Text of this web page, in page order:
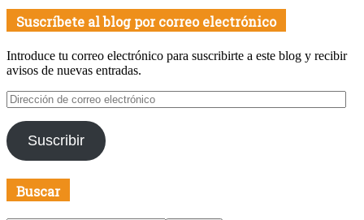
Suscríbete al blog por correo electrónico
Introduce tu correo electrónico para suscribirte a este blog y recibir
avisos de nuevas entradas.
Dirección
de
correo
electrónico
Suscribir
Buscar